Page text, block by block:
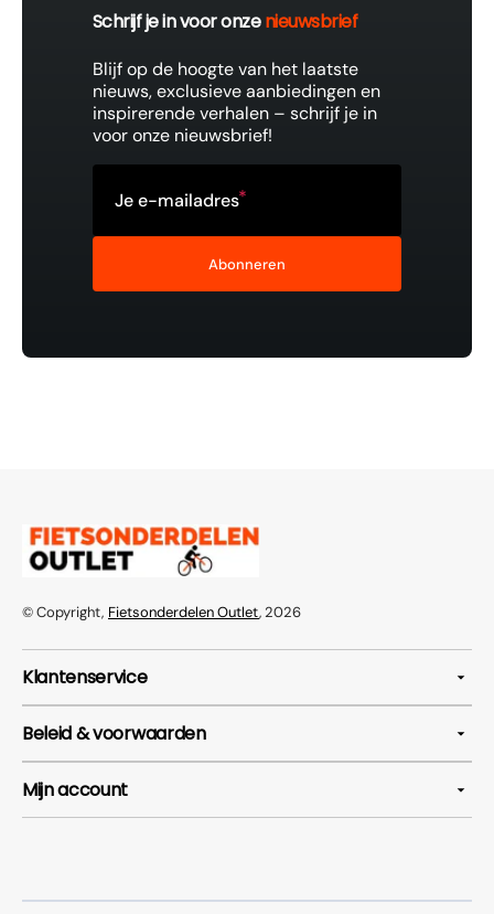
Schrijf je in voor onzenieuwsbrief
Blijf op de hoogte van het laatste
nieuws, exclusieve aanbiedingen en
inspirerende verhalen – schrijf je in
voor onze nieuwsbrief!
Je e-mailadres
Abonneren
© Copyright, Fietsonderdelen Outlet, 2026
Klantenservice
Beleid & voorwaarden
Mijn account